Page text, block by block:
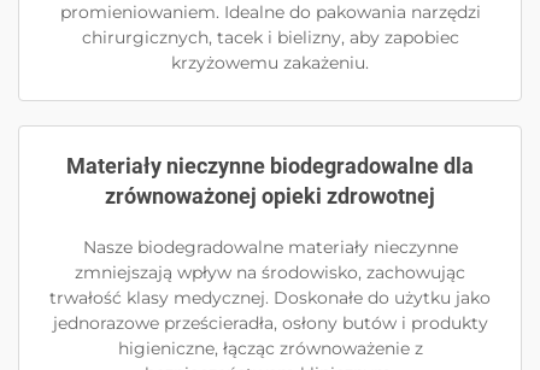
promieniowaniem. Idealne do pakowania narzędzi
chirurgicznych, tacek i bielizny, aby zapobiec
krzyżowemu zakażeniu.
Materiały nieczynne biodegradowalne dla
zrównoważonej opieki zdrowotnej
Nasze biodegradowalne materiały nieczynne
zmniejszają wpływ na środowisko, zachowując
trwałość klasy medycznej. Doskonałe do użytku jako
jednorazowe prześcieradła, osłony butów i produkty
higieniczne, łącząc zrównoważenie z